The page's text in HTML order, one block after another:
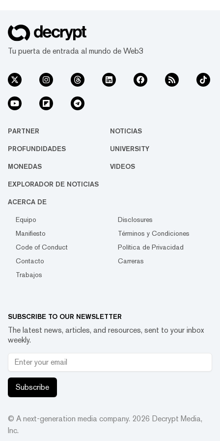
Tu puerta de entrada al mundo de Web3
PARTNER NOTICIAS
PROFUNDIDADES UNIVERSITY
MONEDAS VIDEOS
EXPLORADOR DE NOTICIAS
ACERCA DE
Equipo
Disclosures
Manifiesto
Términos y Condiciones
Code of Conduct
Política de Privacidad
Contacto
Carreras
Trabajos
SUBSCRIBE TO OUR NEWSLETTER
The latest news, articles, and resources, sent to your inbox
weekly.
Subscribe
© A next-generation media company. 2026 Decrypt Media,
Inc.